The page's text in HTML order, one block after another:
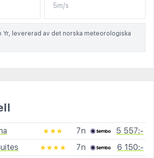
5m/s
Yr, levererad av det norska meteorologiska
★★★ 7n
5 557:-
★★★★ 7n
6 150:-